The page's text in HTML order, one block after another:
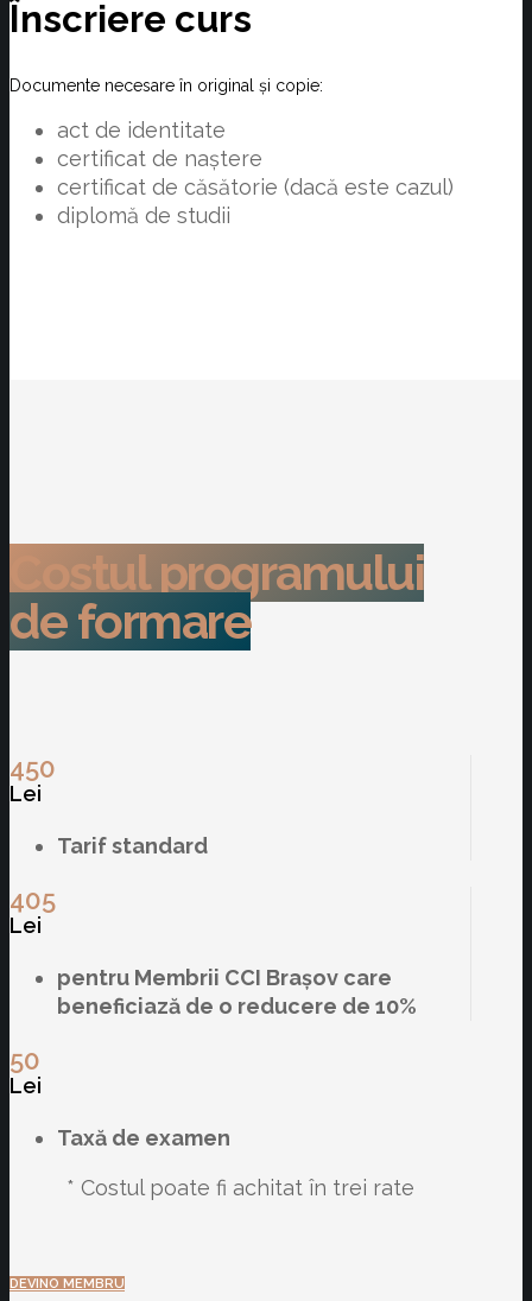
Înscriere curs
Documente necesare în original și copie:
act de identitate
certificat de naștere
certificat de căsătorie (dacă este cazul)
diplomă de studii
Costul programului
de formare
450
Lei
Tarif standard
405
Lei
pentru Membrii CCI Brașov care
beneficiază de o reducere de 10%
50
Lei
Taxă de examen
* Costul poate fi achitat în trei rate
DEVINO MEMBRU